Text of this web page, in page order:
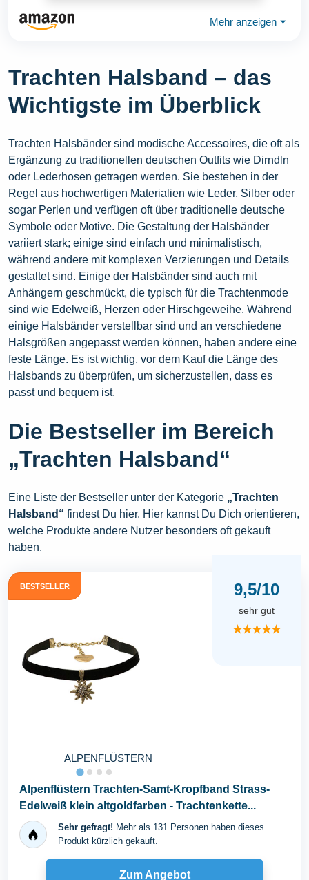
Mehr anzeigen ⏷
Trachten Halsband – das
Wichtigste im Überblick
Trachten Halsbänder sind modische Accessoires, die oft als
Ergänzung zu traditionellen deutschen Outfits wie Dirndln
oder Lederhosen getragen werden. Sie bestehen in der
Regel aus hochwertigen Materialien wie Leder, Silber oder
sogar Perlen und verfügen oft über traditionelle deutsche
Symbole oder Motive. Die Gestaltung der Halsbänder
variiert stark; einige sind einfach und minimalistisch,
während andere mit komplexen Verzierungen und Details
gestaltet sind. Einige der Halsbänder sind auch mit
Anhängern geschmückt, die typisch für die Trachtenmode
sind wie Edelweiß, Herzen oder Hirschgeweihe. Während
einige Halsbänder verstellbar sind und an verschiedene
Halsgrößen angepasst werden können, haben andere eine
feste Länge. Es ist wichtig, vor dem Kauf die Länge des
Halsbands zu überprüfen, um sicherzustellen, dass es
passt und bequem ist.
Die Bestseller im Bereich
„Trachten Halsband“
Eine Liste der Bestseller unter der Kategorie „Trachten
Halsband“ findest Du hier. Hier kannst Du Dich orientieren,
welche Produkte andere Nutzer besonders oft gekauft
haben.
BESTSELLER
ALPENFLÜSTERN
9,5/10
sehr gut
★★★★★
Alpenflüstern Trachten-Samt-Kropfband Strass-
Edelweiß klein altgoldfarben - Trachtenkette...
Sehr gefragt! Mehr als 131 Personen haben dieses
Produkt kürzlich gekauft.
Zum Angebot